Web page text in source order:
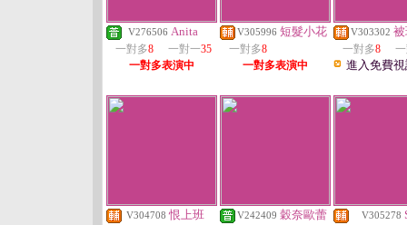
V276506 Anita
一對多8 一對一35
一對多表演中
V305996 短髮小花
一對多8
一對多表演中
V303302
一對多8
進入免費
V304708 恨上班 V242409 穀奈歐蕾 V305278